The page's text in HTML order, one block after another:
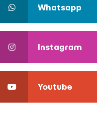
Whatsapp
Instagram
Youtube